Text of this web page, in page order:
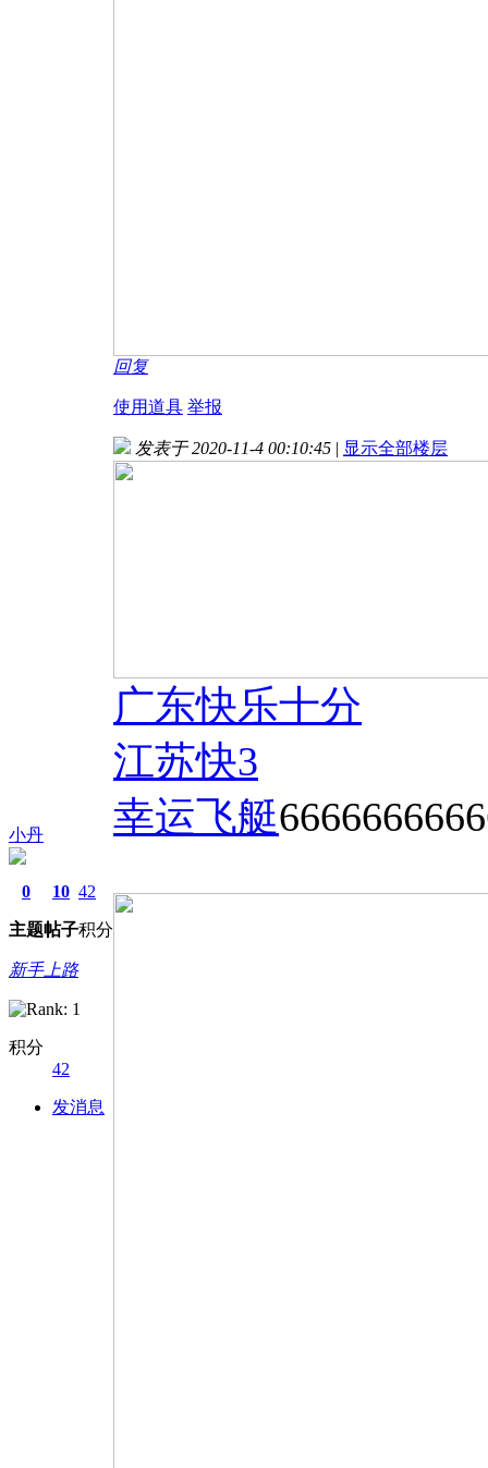
回复
使用道具 举报
小丹
0
主题
10
帖子
42
积分
新手上路
积分
42
发消息
发表于 2020-11-4 00:10:45 | 显示全部楼层
广东快乐十分
江苏快3
幸运飞艇